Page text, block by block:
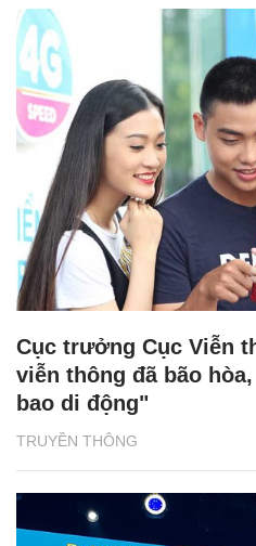
TRUYỀN THÔNG
Cục trưởng Cục Viễn
viễn thông đã bão
bao di động"